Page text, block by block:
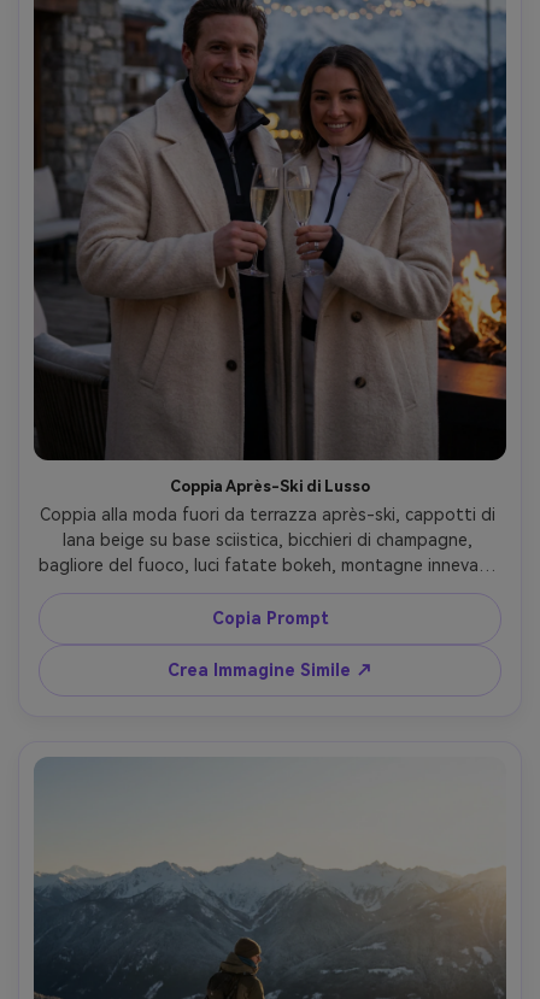
Coppia Après-Ski di Lusso
Coppia alla moda fuori da terrazza après-ski, cappotti di
lana beige su base sciistica, bicchieri di champagne,
bagliore del fuoco, luci fatate bokeh, montagne innevate
dietro, scatto Canon R5, 50mm f/1.2, ritratto mezzo
busto, sorrisi glamour rilassati, texture della pelle
realistica, atmosfera resort invernale di classe --ar 4:5
Copia Prompt
Crea Immagine Simile ↗